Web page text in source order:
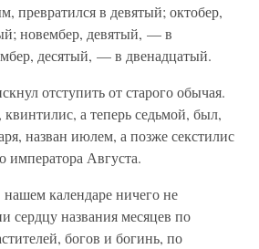
превратился в девятый; октобер,
новембер, девятый, — в
десятый, — в двенадцатый.
отступить от старого обычая.
а теперь седьмой, был,
назван июлем, а позже секстилис
императора Августа.
календаре ничего не
сердцу названия месяцев по
богов и богинь, по